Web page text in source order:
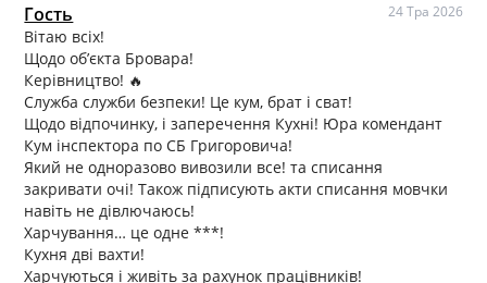
Гость 24 Тра 2026
Вітаю всіх!
Щодо обʼєкта Бровара!
Керівництво! 🔥
Служба служби безпеки! Це кум, брат і сват!
Щодо відпочинку, і заперечення Кухні! Юра комендант
Кум інспектора по СБ Григоровича!
Який не одноразово вивозили все! та списання
закривати очі! Також підписують акти списання мовчки
навіть не дівлючаюсь!
Харчування… це одне ***!
Кухня дві вахти!
Харчуються і живіть за рахунок працівників!